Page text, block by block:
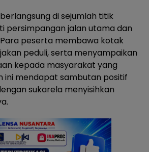
di sejumlah titik
persimpangan jalan utama dan
peserta membawa kotak
peduli, serta menyampaikan
kepada masyarakat yang
ini mendapat sambutan positif
sukarela menyisihkan